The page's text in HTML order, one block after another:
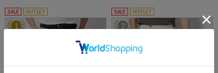
SALE OUTLET
1
SALE OUTLET
2